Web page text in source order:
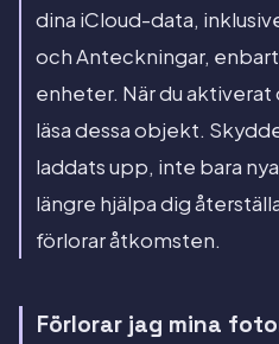
dina iCloud-data,
och Anteckningar,
enheter. När du
läsa dessa objekt.
laddats upp, inte bara
längre hjälpa dig
förlorar åtkomsten.
Förlorar jag mina